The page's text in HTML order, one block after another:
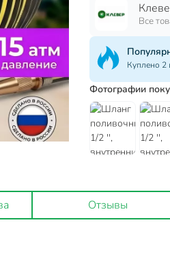
Все
Куплено 2
Фотографии
Отзывы